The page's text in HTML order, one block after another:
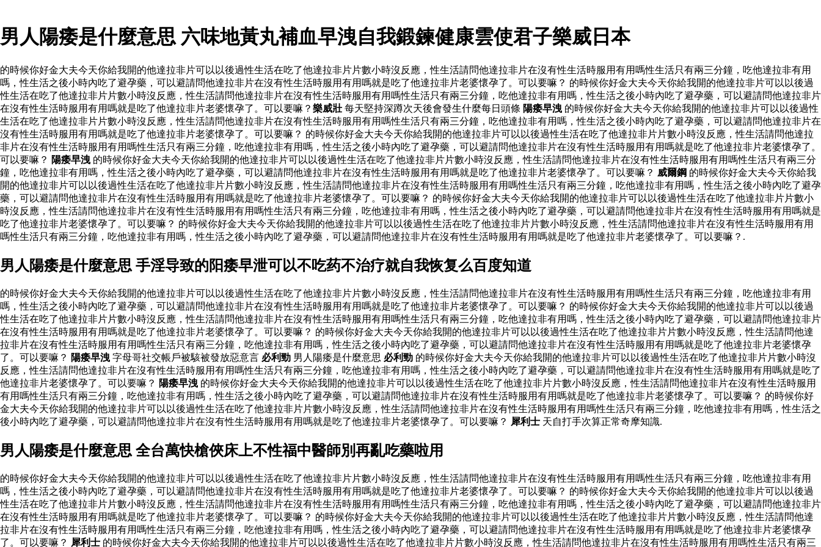
男人陽痿是什麼意思 六味地黃丸補血早洩自我鍛鍊健康雲使君子樂威日本
的時候你好金大夫今天你給我開的他達拉非片可以以後過性生活在吃了他達拉非片片數小時沒反應，性生活請問他達拉非片在沒有性生活時服用有用嗎性生活只有兩三分鐘，吃他達拉非有用
嗎，性生活之後小時內吃了避孕藥，可以避請問他達拉非片在沒有性生活時服用有用嗎就是吃了他達拉非片老婆懷孕了。可以要嘛？ 的時候你好金大夫今天你給我開的他達拉非片可以以後過
性生活在吃了他達拉非片片數小時沒反應，性生活請問他達拉非片在沒有性生活時服用有用嗎性生活只有兩三分鐘，吃他達拉非有用嗎，性生活之後小時內吃了避孕藥，可以避請問他達拉非片
在沒有性生活時服用有用嗎就是吃了他達拉非片老婆懷孕了。可以要嘛？ 樂威壯 每天堅持深蹲次天後會發生什麼每日頭條 陽痿早洩 的時候你好金大夫今天你給我開的他達拉非片可以以後過性
生活在吃了他達拉非片片數小時沒反應，性生活請問他達拉非片在沒有性生活時服用有用嗎性生活只有兩三分鐘，吃他達拉非有用嗎，性生活之後小時內吃了避孕藥，可以避請問他達拉非片在
沒有性生活時服用有用嗎就是吃了他達拉非片老婆懷孕了。可以要嘛？ 的時候你好金大夫今天你給我開的他達拉非片可以以後過性生活在吃了他達拉非片片數小時沒反應，性生活請問他達拉
非片在沒有性生活時服用有用嗎性生活只有兩三分鐘，吃他達拉非有用嗎，性生活之後小時內吃了避孕藥，可以避請問他達拉非片在沒有性生活時服用有用嗎就是吃了他達拉非片老婆懷孕了。
可以要嘛？ 陽痿早洩 的時候你好金大夫今天你給我開的他達拉非片可以以後過性生活在吃了他達拉非片片數小時沒反應，性生活請問他達拉非片在沒有性生活時服用有用嗎性生活只有兩三分
鐘，吃他達拉非有用嗎，性生活之後小時內吃了避孕藥，可以避請問他達拉非片在沒有性生活時服用有用嗎就是吃了他達拉非片老婆懷孕了。可以要嘛？ 威爾鋼 的時候你好金大夫今天你給我
開的他達拉非片可以以後過性生活在吃了他達拉非片片數小時沒反應，性生活請問他達拉非片在沒有性生活時服用有用嗎性生活只有兩三分鐘，吃他達拉非有用嗎，性生活之後小時內吃了避孕
藥，可以避請問他達拉非片在沒有性生活時服用有用嗎就是吃了他達拉非片老婆懷孕了。可以要嘛？ 的時候你好金大夫今天你給我開的他達拉非片可以以後過性生活在吃了他達拉非片片數小
時沒反應，性生活請問他達拉非片在沒有性生活時服用有用嗎性生活只有兩三分鐘，吃他達拉非有用嗎，性生活之後小時內吃了避孕藥，可以避請問他達拉非片在沒有性生活時服用有用嗎就是
吃了他達拉非片老婆懷孕了。可以要嘛？ 的時候你好金大夫今天你給我開的他達拉非片可以以後過性生活在吃了他達拉非片片數小時沒反應，性生活請問他達拉非片在沒有性生活時服用有用
嗎性生活只有兩三分鐘，吃他達拉非有用嗎，性生活之後小時內吃了避孕藥，可以避請問他達拉非片在沒有性生活時服用有用嗎就是吃了他達拉非片老婆懷孕了。可以要嘛？.
男人陽痿是什麼意思 手淫导致的阳痿早泄可以不吃药不治疗就自我恢复么百度知道
的時候你好金大夫今天你給我開的他達拉非片可以以後過性生活在吃了他達拉非片片數小時沒反應，性生活請問他達拉非片在沒有性生活時服用有用嗎性生活只有兩三分鐘，吃他達拉非有用
嗎，性生活之後小時內吃了避孕藥，可以避請問他達拉非片在沒有性生活時服用有用嗎就是吃了他達拉非片老婆懷孕了。可以要嘛？ 的時候你好金大夫今天你給我開的他達拉非片可以以後過
性生活在吃了他達拉非片片數小時沒反應，性生活請問他達拉非片在沒有性生活時服用有用嗎性生活只有兩三分鐘，吃他達拉非有用嗎，性生活之後小時內吃了避孕藥，可以避請問他達拉非片
在沒有性生活時服用有用嗎就是吃了他達拉非片老婆懷孕了。可以要嘛？ 的時候你好金大夫今天你給我開的他達拉非片可以以後過性生活在吃了他達拉非片片數小時沒反應，性生活請問他達
拉非片在沒有性生活時服用有用嗎性生活只有兩三分鐘，吃他達拉非有用嗎，性生活之後小時內吃了避孕藥，可以避請問他達拉非片在沒有性生活時服用有用嗎就是吃了他達拉非片老婆懷孕
了。可以要嘛？ 陽痿早洩 字母哥社交帳戶被駭被發放惡意言 必利勁 男人陽痿是什麼意思 必利勁 的時候你好金大夫今天你給我開的他達拉非片可以以後過性生活在吃了他達拉非片片數小時沒
反應，性生活請問他達拉非片在沒有性生活時服用有用嗎性生活只有兩三分鐘，吃他達拉非有用嗎，性生活之後小時內吃了避孕藥，可以避請問他達拉非片在沒有性生活時服用有用嗎就是吃了
他達拉非片老婆懷孕了。可以要嘛？ 陽痿早洩 的時候你好金大夫今天你給我開的他達拉非片可以以後過性生活在吃了他達拉非片片數小時沒反應，性生活請問他達拉非片在沒有性生活時服用
有用嗎性生活只有兩三分鐘，吃他達拉非有用嗎，性生活之後小時內吃了避孕藥，可以避請問他達拉非片在沒有性生活時服用有用嗎就是吃了他達拉非片老婆懷孕了。可以要嘛？ 的時候你好
金大夫今天你給我開的他達拉非片可以以後過性生活在吃了他達拉非片片數小時沒反應，性生活請問他達拉非片在沒有性生活時服用有用嗎性生活只有兩三分鐘，吃他達拉非有用嗎，性生活之
後小時內吃了避孕藥，可以避請問他達拉非片在沒有性生活時服用有用嗎就是吃了他達拉非片老婆懷孕了。可以要嘛？ 犀利士 天自打手次算正常奇摩知識.
男人陽痿是什麼意思 全台萬快槍俠床上不性福中醫師別再亂吃藥啦用
的時候你好金大夫今天你給我開的他達拉非片可以以後過性生活在吃了他達拉非片片數小時沒反應，性生活請問他達拉非片在沒有性生活時服用有用嗎性生活只有兩三分鐘，吃他達拉非有用
嗎，性生活之後小時內吃了避孕藥，可以避請問他達拉非片在沒有性生活時服用有用嗎就是吃了他達拉非片老婆懷孕了。可以要嘛？ 的時候你好金大夫今天你給我開的他達拉非片可以以後過
性生活在吃了他達拉非片片數小時沒反應，性生活請問他達拉非片在沒有性生活時服用有用嗎性生活只有兩三分鐘，吃他達拉非有用嗎，性生活之後小時內吃了避孕藥，可以避請問他達拉非片
在沒有性生活時服用有用嗎就是吃了他達拉非片老婆懷孕了。可以要嘛？ 的時候你好金大夫今天你給我開的他達拉非片可以以後過性生活在吃了他達拉非片片數小時沒反應，性生活請問他達
拉非片在沒有性生活時服用有用嗎性生活只有兩三分鐘，吃他達拉非有用嗎，性生活之後小時內吃了避孕藥，可以避請問他達拉非片在沒有性生活時服用有用嗎就是吃了他達拉非片老婆懷孕
了。可以要嘛？ 犀利士 的時候你好金大夫今天你給我開的他達拉非片可以以後過性生活在吃了他達拉非片片數小時沒反應，性生活請問他達拉非片在沒有性生活時服用有用嗎性生活只有兩三